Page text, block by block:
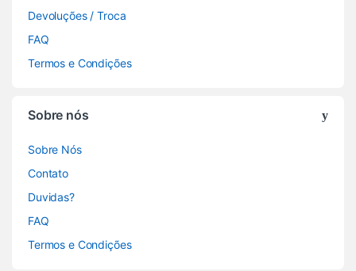
Devoluções / Troca
FAQ
Termos e Condições
Sobre nós
Sobre Nós
Contato
Duvidas?
FAQ
Termos e Condições